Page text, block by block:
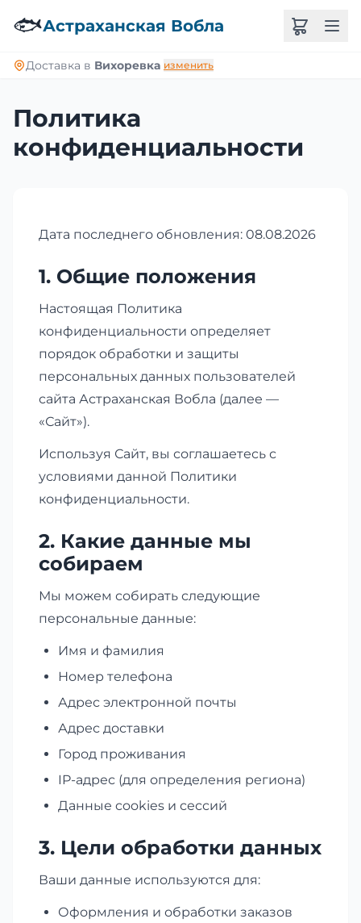
🐟Астраханская Вобла
Доставка в Вихоревка изменить
Политика
конфиденциальности
Дата последнего обновления: 08.08.2026
1. Общие положения
Настоящая Политика
конфиденциальности определяет
порядок обработки и защиты
персональных данных пользователей
сайта Астраханская Вобла (далее —
«Сайт»).
Используя Сайт, вы соглашаетесь с
условиями данной Политики
конфиденциальности.
2. Какие данные мы
собираем
Мы можем собирать следующие
персональные данные:
Имя и фамилия
Номер телефона
Адрес электронной почты
Адрес доставки
Город проживания
IP-адрес (для определения региона)
Данные cookies и сессий
3. Цели обработки данных
Ваши данные используются для:
Оформления и обработки заказов